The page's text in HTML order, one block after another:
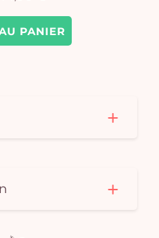
PANIER